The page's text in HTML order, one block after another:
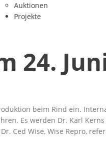
Auktionen
Projekte
24.
beim Rind ein.
Es werden Dr. Karl
Ced Wise, Wise Repro,